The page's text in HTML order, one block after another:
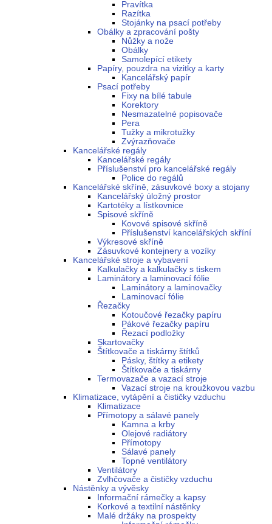
Pravítka
Razítka
Stojánky na psací potřeby
Obálky a zpracování pošty
Nůžky a nože
Obálky
Samolepící etikety
Papíry, pouzdra na vizitky a karty
Kancelářský papír
Psací potřeby
Fixy na bílé tabule
Korektory
Nesmazatelné popisovače
Pera
Tužky a mikrotužky
Zvýrazňovače
Kancelářské regály
Kancelářské regály
Příslušenství pro kancelářské regály
Police do regálů
Kancelářské skříně, zásuvkové boxy a stojany
Kancelářský úložný prostor
Kartotéky a lístkovnice
Spisové skříně
Kovové spisové skříně
Příslušenství kancelářských skříní
Výkresové skříně
Zásuvkové kontejnery a vozíky
Kancelářské stroje a vybavení
Kalkulačky a kalkulačky s tiskem
Laminátory a laminovací fólie
Laminátory a laminovačky
Laminovací fólie
Řezačky
Kotoučové řezačky papíru
Pákové řezačky papíru
Řezací podložky
Skartovačky
Štítkovače a tiskárny štítků
Pásky, štítky a etikety
Štítkovače a tiskárny
Termovazače a vazací stroje
Vazací stroje na kroužkovou vazbu
Klimatizace, vytápění a čističky vzduchu
Klimatizace
Přímotopy a sálavé panely
Kamna a krby
Olejové radiátory
Přímotopy
Sálavé panely
Topné ventilátory
Ventilátory
Zvlhčovače a čističky vzduchu
Nástěnky a vývěsky
Informační rámečky a kapsy
Korkové a textilní nástěnky
Malé držáky na prospekty